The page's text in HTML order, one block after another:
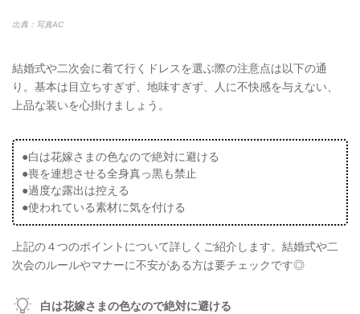
出典：写真AC
結婚式や二次会に着て行くドレスを選ぶ際の注意点は以下の通
り。基本は目立ちすぎず、地味すぎず、人に不快感を与えない、
上品な装いを心掛けましょう。
●白は花嫁さまの色なので絶対に避ける
●喪を連想させる全身真っ黒も禁止
●過度な露出は控える
●使われている素材に気を付ける
上記の４つのポイントについて詳しくご紹介します。結婚式や二
次会のルールやマナーに不安がある方は要チェックです◎
白は花嫁さまの色なので絶対に避ける